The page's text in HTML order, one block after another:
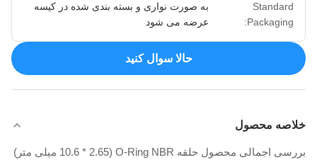
Standard
Packaging:
به صورت نواری و بسته بندی شده در کیسه
عرضه می شود
حالا سوال کنيد
خلاصه محصول
بررسی اجمالی محصول حلقه O-Ring NBR (10.6 * 2.65 میلی متر)